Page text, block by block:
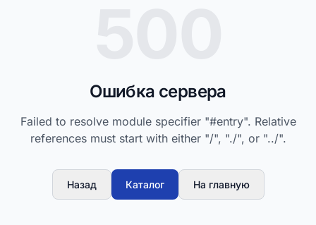
Ошибка сервера
Failed to resolve module specifier "#entry". Relative
references must start with either "/", "./", or "../".
Назад Каталог На главную